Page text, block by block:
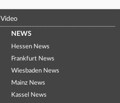
Video
NEWS
Hessen News
Frankfurt News
Wiesbaden News
Mainz News
Kassel News